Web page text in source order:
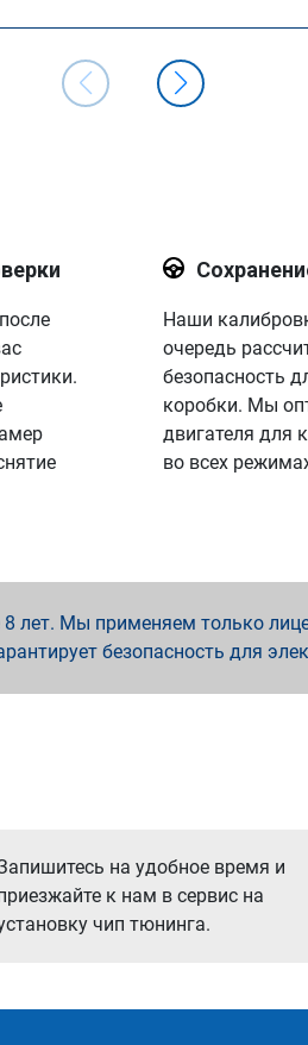
Наши
очередь
безопасность
коробки. Мы
двигателя для
во всех
Мы применяем только
безопасность для
на удобное время и
к нам в сервис на
чип тюнинга.